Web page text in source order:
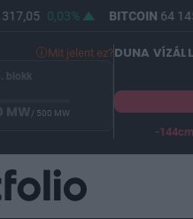
0,03% BITCOIN64
Mit jelent ez?
blokk
MW/ 500 MW
DUNA
-144cm